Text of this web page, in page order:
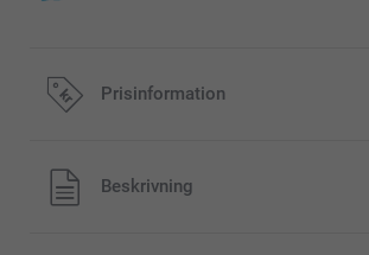
Prisinformation
Alla priser är i svenska kronor (SEK),
exklusive porto.
Beskrivning